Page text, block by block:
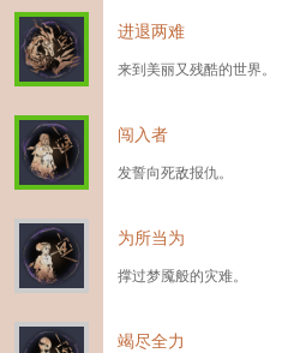
进退两难
来到美丽又残酷的世界。
闯入者
发誓向死敌报仇。
为所当为
撑过梦魇般的灾难。
竭尽全力